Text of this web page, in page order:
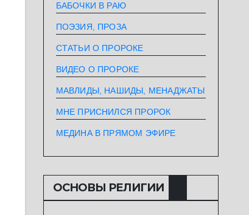
БАБОЧКИ В РАЮ
ПОЭЗИЯ, ПРОЗА
СТАТЬИ О ПРОРОКЕ
ВИДЕО О ПРОРОКЕ
МАВЛИДЫ, НАШИДЫ, МЕНАДЖАТЫ
МНЕ ПРИСНИЛСЯ ПРОРОК
МЕДИНА В ПРЯМОМ ЭФИРЕ
ОСНОВЫ РЕЛИГИИ